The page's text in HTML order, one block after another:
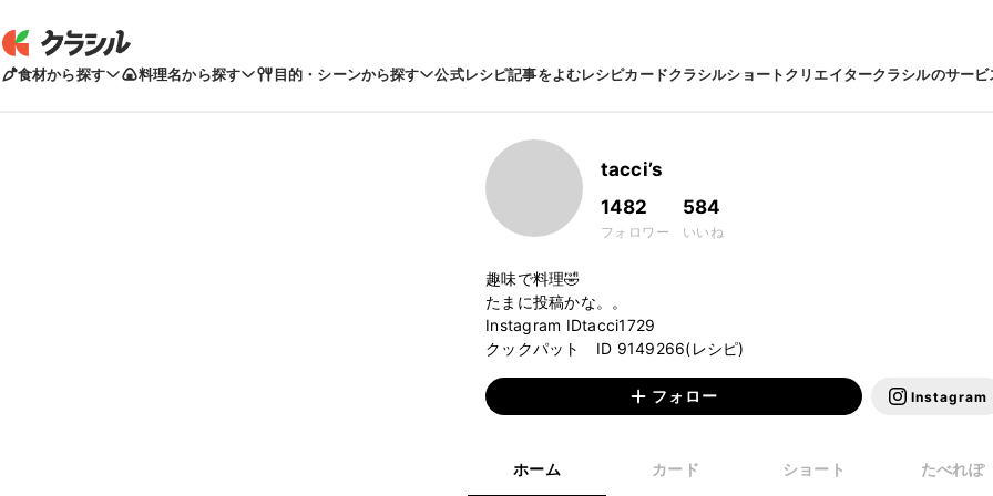
食材から探す 料理名から探す 目的・シーンから探す 公式レシピ記事をよむレシピカードクラシルショートクリエイタークラシルのサービ
tacci’s
1482
フォロワー
584
いいね
趣味で料理🤣
たまに投稿かな。。
Instagram IDtacci1729
フォロー Instagram
ホーム カード ショート たべれぽ